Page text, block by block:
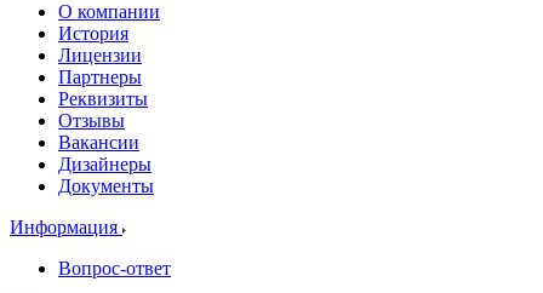
О компании
История
Лицензии
Партнеры
Реквизиты
Отзывы
Вакансии
Дизайнеры
Документы
Информация
Вопрос-ответ